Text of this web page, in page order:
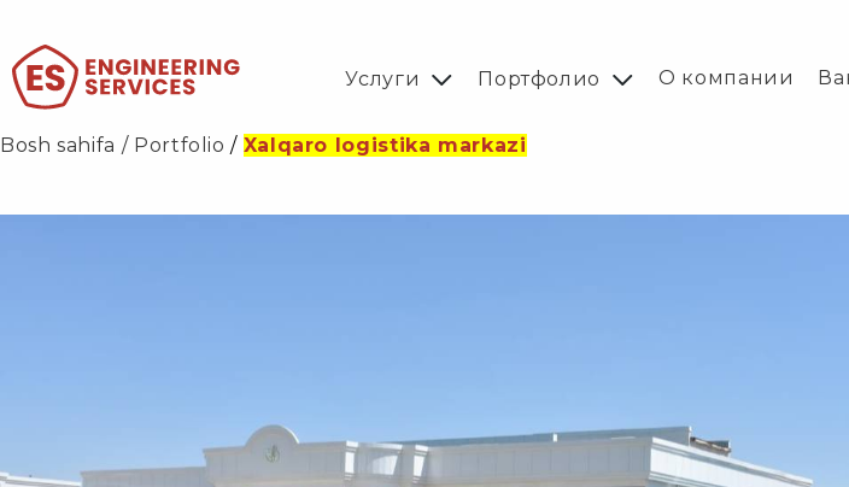
Услуги Портфолио О компании
Bosh sahifa / Portfolio / Xalqaro logistika markazi